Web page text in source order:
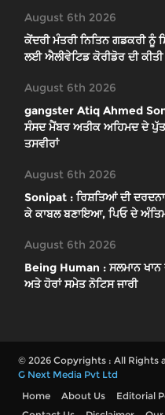
August 6th 2026
ਕੇਂਦਰੀ ਮੰਤਰੀ ਨਿਤਿਨ ਗਡਕਰੀ
ਲਈ ਐਲੀਵੇਟਿਡ ਕੋਰੀਡੋਰ ਦੀ
August 6th 2026
gangster Atiq Ahmed
ਸੰਸਦ ਮੈਂਬਰ ਅਤੀਕ ਅਹਿਮਦ ਦੇ
ਤਸਵੀਰਾਂ
August 6th 2026
Sonipat : ਰਿਸ਼ਤਿਆਂ ਦੀ
ਕੇ ਕਾਬਲ ਬਣਾਇਆ, ਪਿਓ ਦੇ
August 6th 2026
Being Human : ਸਲਮਾਨ
ਅਤੇ ਹੋਰਾਂ ਸਮੇਤ ਨੋਟਿਸ ਜਾਰੀ
© 2026 Copyrights : All Rights
G Next Media Pvt Ltd
Home
About Us Editorial